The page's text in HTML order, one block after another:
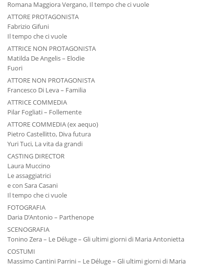
Romana Maggiora Vergano, Il tempo che ci vuole
ATTORE PROTAGONISTA
Fabrizio Gifuni
Il tempo che ci vuole
ATTRICE NON PROTAGONISTA
Matilda De Angelis – Elodie
Fuori
ATTORE NON PROTAGONISTA
Francesco Di Leva – Familia
ATTRICE COMMEDIA
Pilar Fogliati – Follemente
ATTORE COMMEDIA (ex aequo)
Pietro Castellitto, Diva futura
Yuri Tuci, La vita da grandi
CASTING DIRECTOR
Laura Muccino
Le assaggiatrici
e con Sara Casani
Il tempo che ci vuole
FOTOGRAFIA
Daria D’Antonio – Parthenope
SCENOGRAFIA
Tonino Zera – Le Déluge – Gli ultimi giorni di Maria Antonietta
COSTUMI
Massimo Cantini Parrini – Le Déluge – Gli ultimi giorni di Maria